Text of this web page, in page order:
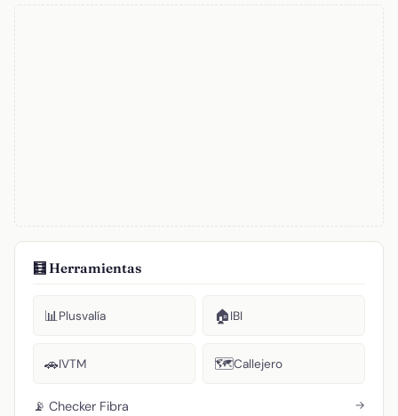
🧮 Herramientas
📊Plusvalía 🏠IBI
🚗IVTM 🗺️Callejero
📡 Checker Fibra →